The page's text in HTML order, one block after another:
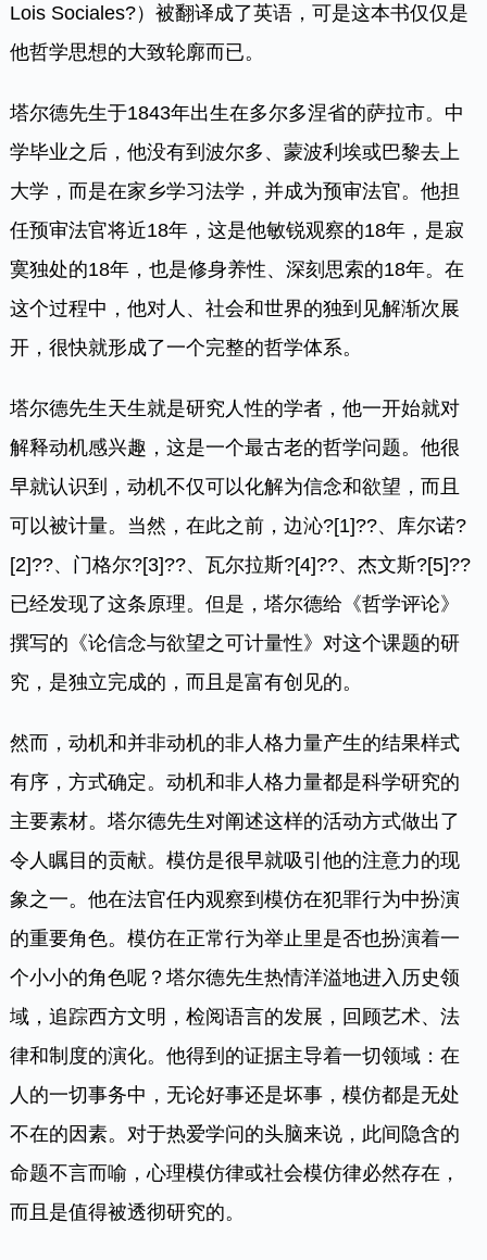
Lois Sociales?）被翻译成了英语，可是这本书仅仅是
他哲学思想的大致轮廓而已。
塔尔德先生于1843年出生在多尔多涅省的萨拉市。中
学毕业之后，他没有到波尔多、蒙波利埃或巴黎去上
大学，而是在家乡学习法学，并成为预审法官。他担
任预审法官将近18年，这是他敏锐观察的18年，是寂
寞独处的18年，也是修身养性、深刻思索的18年。在
这个过程中，他对人、社会和世界的独到见解渐次展
开，很快就形成了一个完整的哲学体系。
塔尔德先生天生就是研究人性的学者，他一开始就对
解释动机感兴趣，这是一个最古老的哲学问题。他很
早就认识到，动机不仅可以化解为信念和欲望，而且
可以被计量。当然，在此之前，边沁?[1]??、库尔诺?
[2]??、门格尔?[3]??、瓦尔拉斯?[4]??、杰文斯?[5]??
已经发现了这条原理。但是，塔尔德给《哲学评论》
撰写的《论信念与欲望之可计量性》对这个课题的研
究，是独立完成的，而且是富有创见的。
然而，动机和并非动机的非人格力量产生的结果样式
有序，方式确定。动机和非人格力量都是科学研究的
主要素材。塔尔德先生对阐述这样的活动方式做出了
令人瞩目的贡献。模仿是很早就吸引他的注意力的现
象之一。他在法官任内观察到模仿在犯罪行为中扮演
的重要角色。模仿在正常行为举止里是否也扮演着一
个小小的角色呢？塔尔德先生热情洋溢地进入历史领
域，追踪西方文明，检阅语言的发展，回顾艺术、法
律和制度的演化。他得到的证据主导着一切领域：在
人的一切事务中，无论好事还是坏事，模仿都是无处
不在的因素。对于热爱学问的头脑来说，此间隐含的
命题不言而喻，心理模仿律或社会模仿律必然存在，
而且是值得被透彻研究的。